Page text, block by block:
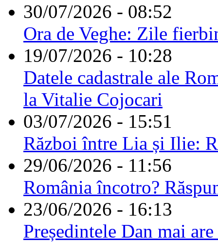
30/07/2026 - 08:52
Ora de Veghe: Zile
19/07/2026 - 10:28
Datele cadastrale ale
la Vitalie Cojocari
03/07/2026 - 15:51
Război între Lia și Ilie:
29/06/2026 - 11:56
România încotro?
23/06/2026 - 16:13
Președintele Dan mai